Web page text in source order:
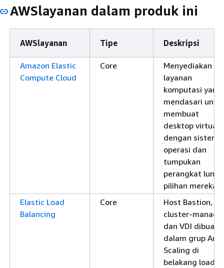
AWSlayanan dalam produk ini
AWSlayanan Tipe Deskripsi
Amazon Elastic
Compute Cloud
Core
Menyediakan
layanan
komputasi yang
mendasari
membuat
desktop virtual
dengan sistem
operasi dan
tumpukan
perangkat lunak
pilihan mereka.
Elastic Load
Balancing
Core
Host Bastion,
cluster-
dan VDI dibuat
dalam grup
Scaling di
belakang load